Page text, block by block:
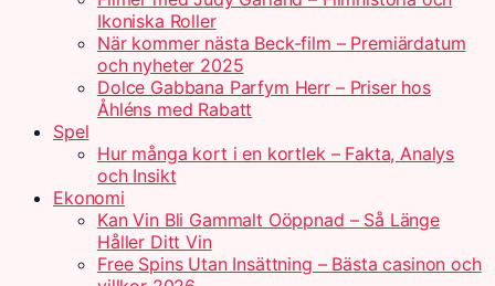
Ikoniska Roller
När kommer nästa Beck-film – Premiärdatum
och nyheter 2025
Dolce Gabbana Parfym Herr – Priser hos
Åhléns med Rabatt
Spel
Hur många kort i en kortlek – Fakta, Analys
och Insikt
Ekonomi
Kan Vin Bli Gammalt Oöppnad – Så Länge
Håller Ditt Vin
Free Spins Utan Insättning – Bästa casinon och